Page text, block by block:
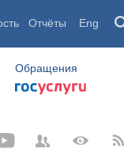
Отчёты Eng
Обращения